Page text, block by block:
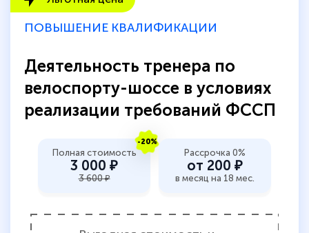
ПОВЫШЕНИЕ КВАЛИФИКАЦИИ
Деятельность тренера по
велоспорту-шоссе в условиях
реализации требований ФССП
-20%
Полная стоимость
3 000 ₽
3 600 ₽
Рассрочка 0%
от 200 ₽
в месяц на 18 мес.